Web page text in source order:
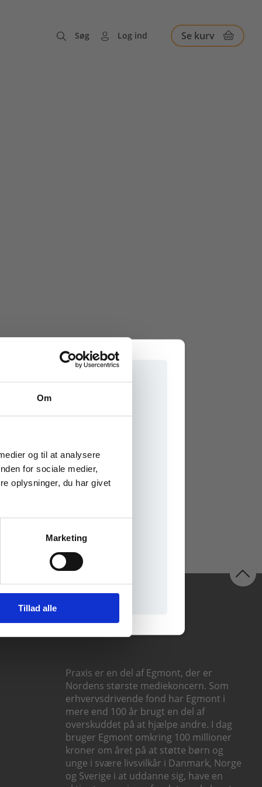
Om
og til at analysere
for sociale medier,
oplysninger, du har givet
Marketing
Tillad alle
Søg Log ind Se kurv
Praxis er en del af Egmont, der er
Nordens største mediekoncern. Som
erhvervsdrivende fond har Egmont i
mere end 100 år brugt en del af
overskuddet på at hjælpe andre. I dag
bruger Egmont omkring 100 millioner
kroner om året på at støtte børn og
unge i svære livsvilkår i Danmark, Norge
og Sverige i at uddanne sig, have en
onlinematerialer